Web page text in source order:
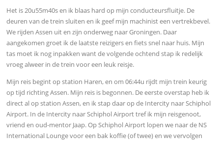
Het is 20u55m40s en ik blaas hard op mijn conducteursfluitje. De
deuren van de trein sluiten en ik geef mijn machinist een vertrekbevel.
We rijden Assen uit en zijn onderweg naar Groningen. Daar
aangekomen groet ik de laatste reizigers en fiets snel naar huis. Mijn
tas moet ik nog inpakken want de volgende ochtend stap ik redelijk
vroeg alweer in de trein voor een leuk reisje.
Mijn reis begint op station Haren, en om 06:44u rijdt mijn trein keurig
op tijd richting Assen. Mijn reis is begonnen. De eerste overstap heb ik
direct al op station Assen, en ik stap daar op de Intercity naar Schiphol
Airport. In de Intercity naar Schiphol Airport tref ik mijn reisgenoot,
vriend en oud-mentor Jaap. Op Schiphol Airport lopen we naar de NS
International Lounge voor een bak koffie (of twee) en we vervolgen